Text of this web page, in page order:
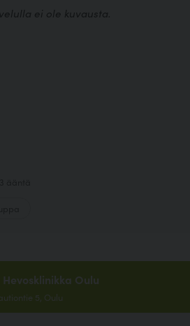
ei ole kuvausta.
Oulu
5, Oulu